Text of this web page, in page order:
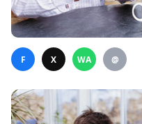
F X WA @